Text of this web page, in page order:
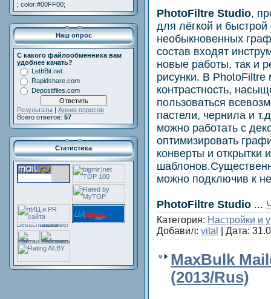
; color:#00FF00;
Наш опрос
С какого файлообменника вам
удобнее качать?
LetItBit.net
Rapidshare.com
Depositfiles.com
Результаты | Архив опросов
Всего ответов: 57
Статистика
PhotoFiltre Studio,
для лёгкой и быстрой
необыкновенных
состав входят
новые работы, так и
рисунки. В PhotoFiltre
контрастность,
пользоваться
пастели, чернила и
можно работать с
оптимизировать
конверты и открытки
можно подключив к
PhotoFiltre Studio ...
Категория: Настройки и
Добавил: vital | Дата:
MaxBulk
(2013/Rus)